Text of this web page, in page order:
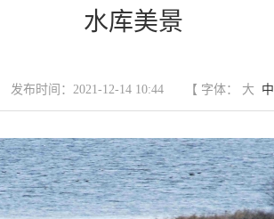
水库美景
发布时间：2021-12-14 10:44 【 字体： 大 中